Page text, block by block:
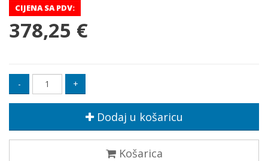
CIJENA SA PDV:
378,25 €
Dodaj u košaricu
Košarica